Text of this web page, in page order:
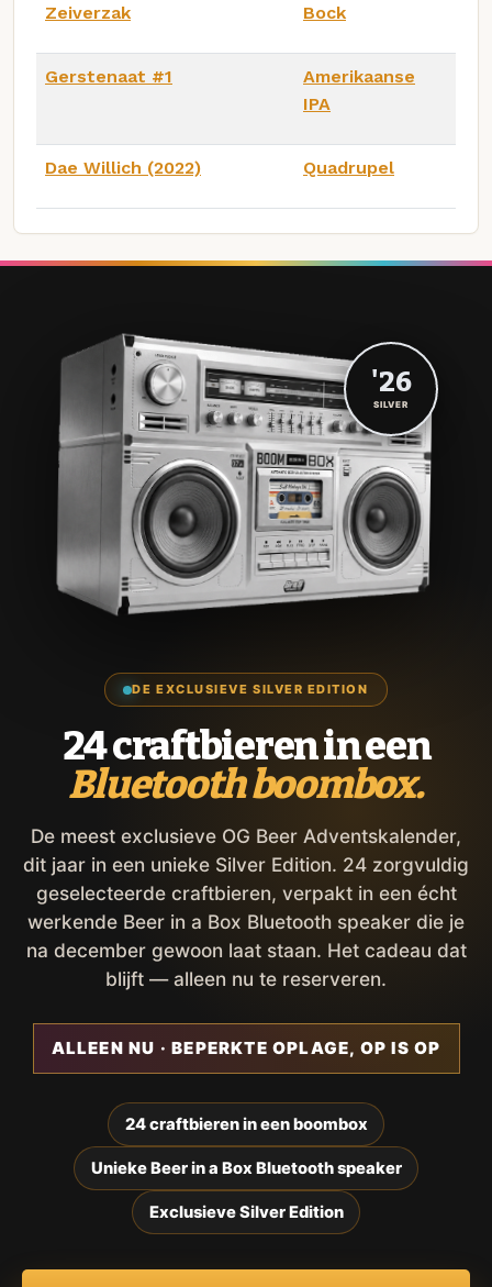
Zeiverzak Bock
Gerstenaat #1
Amerikaanse
IPA
Dae Willich (2022) Quadrupel
DE EXCLUSIEVE SILVER EDITION
24 craftbieren in een
Bluetooth boombox.
De meest exclusieve OG Beer Adventskalender,
dit jaar in een unieke Silver Edition. 24 zorgvuldig
geselecteerde craftbieren, verpakt in een écht
werkende Beer in a Box Bluetooth speaker die je
na december gewoon laat staan. Het cadeau dat
blijft — alleen nu te reserveren.
ALLEEN NU · BEPERKTE OPLAGE, OP IS OP
24 craftbieren in een boombox
Unieke Beer in a Box Bluetooth speaker
Exclusieve Silver Edition
'26
SILVER